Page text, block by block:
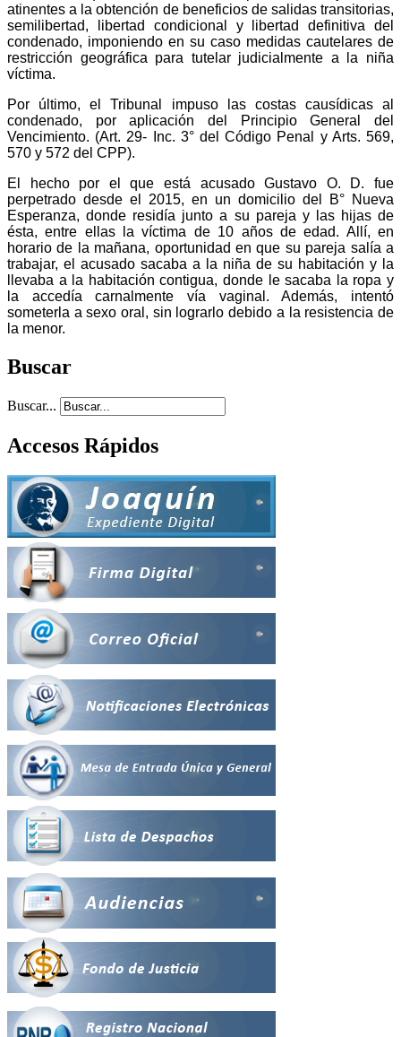
atinentes a la obtención de beneficios de salidas transitorias,
semilibertad, libertad condicional y libertad definitiva del
condenado, imponiendo en su caso medidas cautelares de
restricción geográfica para tutelar judicialmente a la niña
víctima.
Por último, el Tribunal impuso las costas causídicas al
condenado, por aplicación del Principio General del
Vencimiento. (Art. 29- Inc. 3° del Código Penal y Arts. 569,
570 y 572 del CPP).
El hecho por el que está acusado Gustavo O. D. fue
perpetrado desde el 2015, en un domicilio del B° Nueva
Esperanza, donde residía junto a su pareja y las hijas de
ésta, entre ellas la víctima de 10 años de edad. Allí, en
horario de la mañana, oportunidad en que su pareja salía a
trabajar, el acusado sacaba a la niña de su habitación y la
llevaba a la habitación contigua, donde le sacaba la ropa y
la accedía carnalmente vía vaginal. Además, intentó
someterla a sexo oral, sin lograrlo debido a la resistencia de
la menor.
Buscar
Buscar...
Accesos Rápidos